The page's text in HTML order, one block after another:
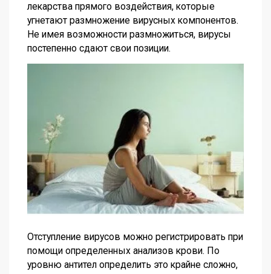
лекарства прямого воздействия, которые
угнетают размножение вирусных компонентов.
Не имея возможности размножиться, вирусы
постепенно сдают свои позиции.
Отступление вирусов можно регистрировать при
помощи определенных анализов крови. По
уровню антител определить это крайне сложно,